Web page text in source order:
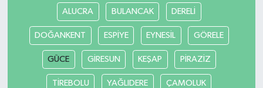
ALUCRA BULANCAK DERELİ
DOĞANKENT ESPİYE EYNESİL GÖRELE
GÜCE GİRESUN KEŞAP PİRAZİZ
TİREBOLU YAĞLIDERE ÇAMOLUK